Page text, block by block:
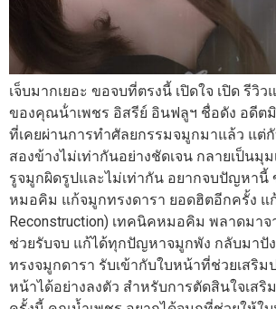
เจ็บมากเยอะ ขอจบที่ตรงนี้ เปิดใจ เปิด รีวิ
ของคุณน้ําเพชร อิสรีย์ อินฟลูฯ ชื่อดัง อดีต
ที่เคยผ่านการทำศัลยกรรมจมูกมาแล้ว แต่
สองข้างไม่เท่ากันอย่างชัดเจน กลายเป็นมุ
รูจมูกผิดรูปและไม่เท่ากัน อยากจบปัญหานี้
หมอคิม แก้จมูกทรงดารา ยอดฮิตอีกครั้ง แ
Reconstruction) เทคนิคหมอคิม พลาดม
ช่วยรับจบ แก้ได้ทุกปัญหาจมูกพัง กลับมาปั
ทรงจมูกดารา รับเข้ากับใบหน้าที่ช่วยเสริ
หน้าได้อย่างลงตัว สำหรับการตัดสินใจเสริ